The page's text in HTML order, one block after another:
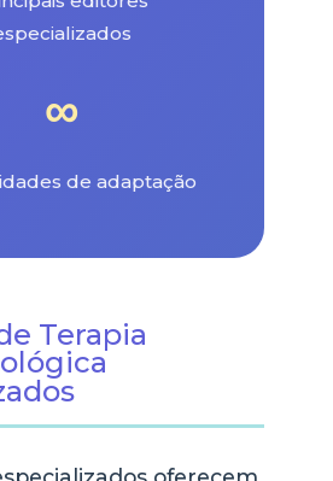
∞
de adaptação
Terapia